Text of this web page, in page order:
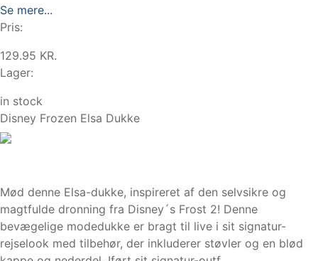
Se mere...
Pris:
129.95 KR.
Lager:
in stock
Disney Frozen Elsa Dukke
Mød denne Elsa-dukke, inspireret af den selvsikre og
magtfulde dronning fra Disney´s Frost 2! Denne
bevægelige modedukke er bragt til live i sit signatur-
rejselook med tilbehør, der inkluderer støvler og en blød